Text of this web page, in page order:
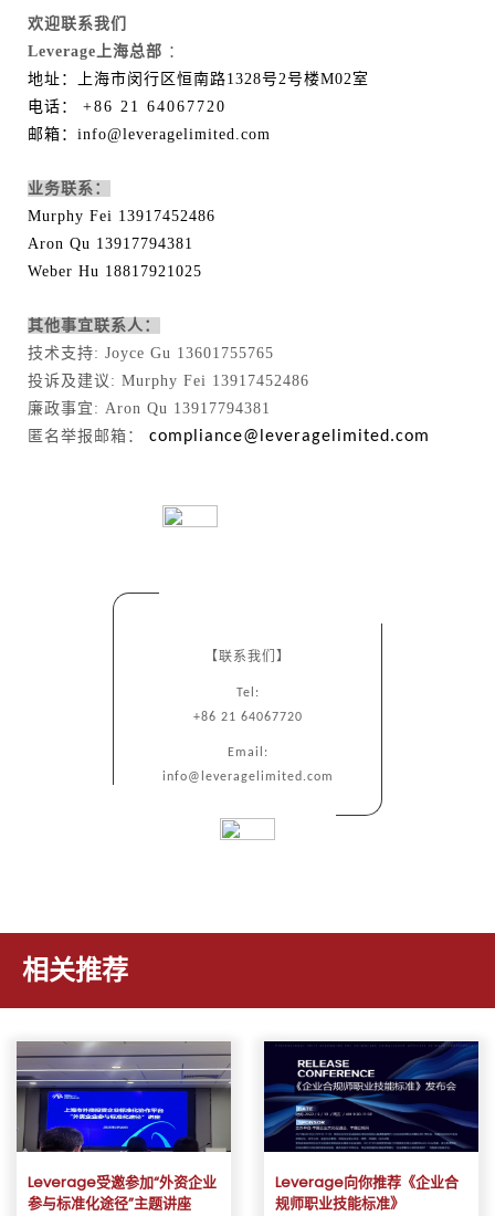
欢迎联系我们
Leverage上海总部 ：
地址：上海市闵行区恒南路1328号2号楼M02室
电话： +86 21 64067720
邮箱：info@leveragelimited.com
业务联系：
Murphy Fei 13917452486
Aron Qu 13917794381
Weber Hu 18817921025
其他事宜联系人：
技术支持: Joyce Gu 13601755765
投诉及建议: Murphy Fei 13917452486
廉政事宜: Aron Qu 13917794381
匿名举报邮箱： compliance@leveragelimited.com
【联系我们】
Tel:
+86 21 64067720
Email:
info@leveragelimited.com
相关推荐
Leverage受邀参加“外资企业
参与标准化途径”主题讲座
Leverage向你推荐《企业合
规师职业技能标准》